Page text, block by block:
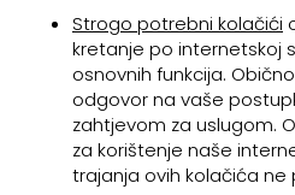
Strogo potrebni kolačići
kretanje po internetskoj
osnovnih funkcija.
odgovor na vaše
zahtjevom za uslugom.
za korištenje naše
trajanja ovih kolačića